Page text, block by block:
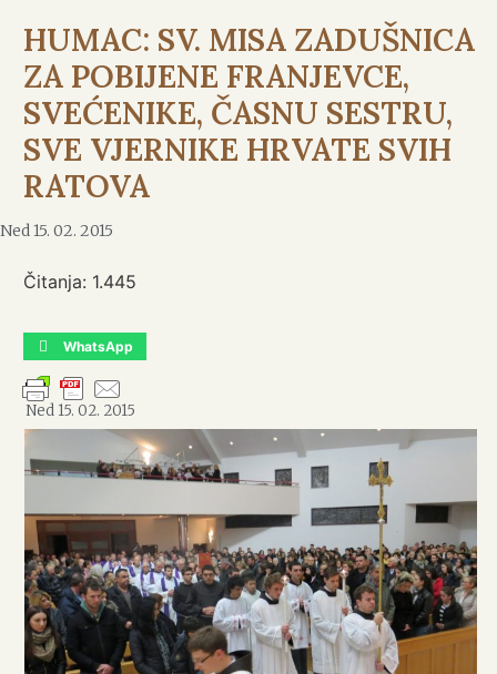
HUMAC: SV. MISA ZADUŠNICA
ZA POBIJENE FRANJEVCE,
SVEĆENIKE, ČASNU SESTRU,
SVE VJERNIKE HRVATE SVIH
RATOVA
Ned 15. 02. 2015
Čitanja: 1.445
WhatsApp
Ned 15. 02. 2015